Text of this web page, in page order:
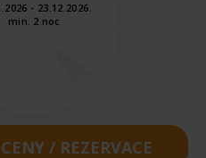
- 23.12.2026.
min. 2 noc
/ REZERVACE